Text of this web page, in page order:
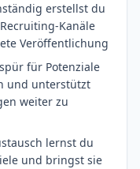
erstellst du
Kanäle
Veröffentlichung
für Potenziale
und unterstützt
weiter zu
lernst du
und bringst sie